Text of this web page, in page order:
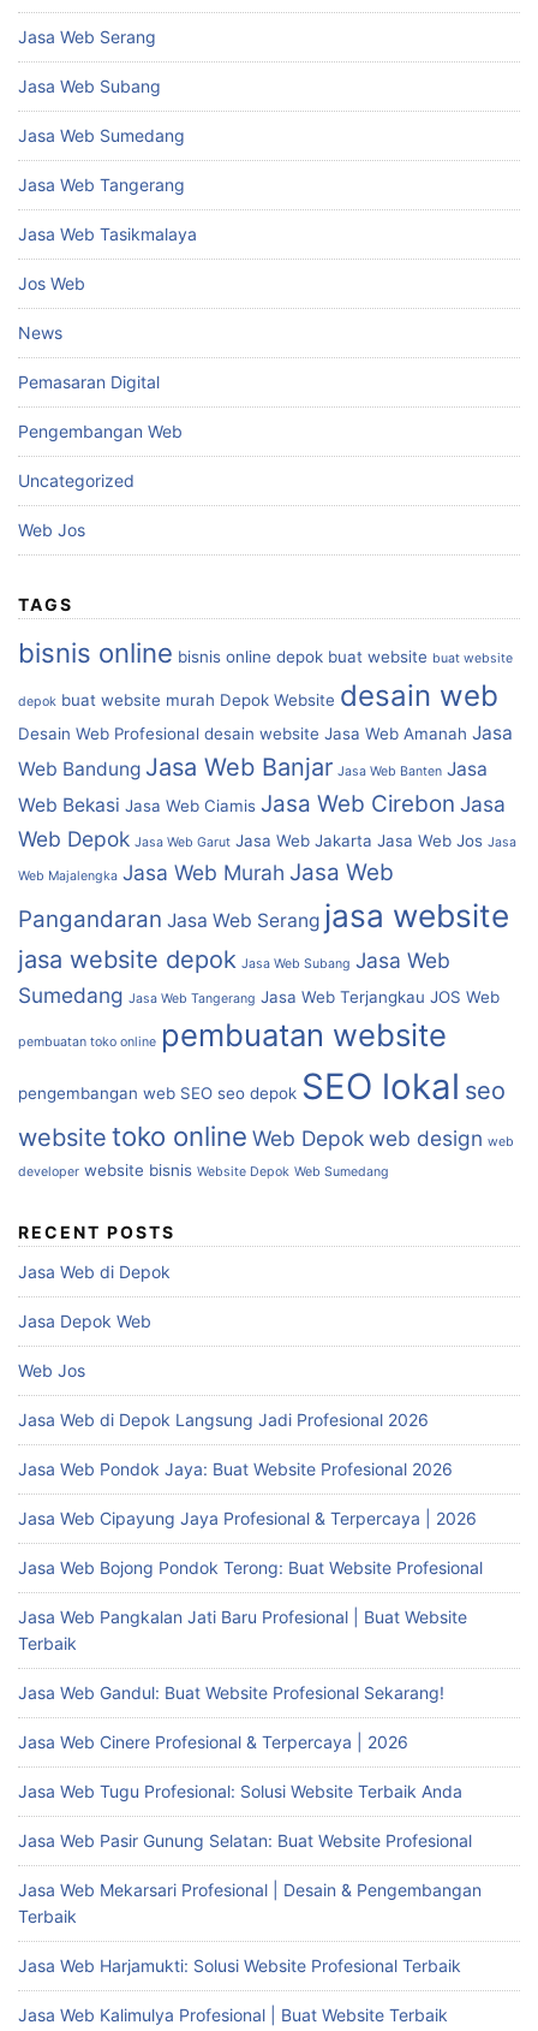
Jasa Web Serang
Jasa Web Subang
Jasa Web Sumedang
Jasa Web Tangerang
Jasa Web Tasikmalaya
Jos Web
News
Pemasaran Digital
Pengembangan Web
Uncategorized
Web Jos
TAGS
bisnis online bisnis online depok buat website buat website
depok buat website murah Depok Website desain web
Desain Web Profesional desain website Jasa Web Amanah Jasa
Web Bandung Jasa Web Banjar Jasa Web Banten Jasa
Web Bekasi Jasa Web Ciamis Jasa Web Cirebon Jasa
Web Depok Jasa Web Garut Jasa Web Jakarta Jasa Web Jos Jasa
Web Majalengka Jasa Web Murah Jasa Web
Pangandaran Jasa Web Serang jasa website
jasa website depok Jasa Web Subang Jasa Web
Sumedang Jasa Web Tangerang Jasa Web Terjangkau JOS Web
pembuatan toko online pembuatan website
pengembangan web SEO seo depok SEO lokal seo
website toko online Web Depokweb design web
developer website bisnis Website Depok Web Sumedang
RECENT POSTS
Jasa Web di Depok
Jasa Depok Web
Web Jos
Jasa Web di Depok Langsung Jadi Profesional 2026
Jasa Web Pondok Jaya: Buat Website Profesional 2026
Jasa Web Cipayung Jaya Profesional & Terpercaya | 2026
Jasa Web Bojong Pondok Terong: Buat Website Profesional
Jasa Web Pangkalan Jati Baru Profesional | Buat Website
Terbaik
Jasa Web Gandul: Buat Website Profesional Sekarang!
Jasa Web Cinere Profesional & Terpercaya | 2026
Jasa Web Tugu Profesional: Solusi Website Terbaik Anda
Jasa Web Pasir Gunung Selatan: Buat Website Profesional
Jasa Web Mekarsari Profesional | Desain & Pengembangan
Terbaik
Jasa Web Harjamukti: Solusi Website Profesional Terbaik
Jasa Web Kalimulya Profesional | Buat Website Terbaik